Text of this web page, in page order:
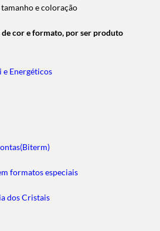
e coloração
cor e formato, por ser produto
e Energéticos
formatos especiais
dos Cristais